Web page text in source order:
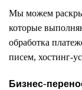
Мы можем
которые
обработка
писем, хостинг-
Бизнес-